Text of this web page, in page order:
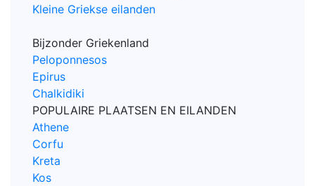
Kleine Griekse eilanden
Bijzonder Griekenland
Peloponnesos
Epirus
Chalkidiki
POPULAIRE PLAATSEN EN EILANDEN
Athene
Corfu
Kreta
Kos